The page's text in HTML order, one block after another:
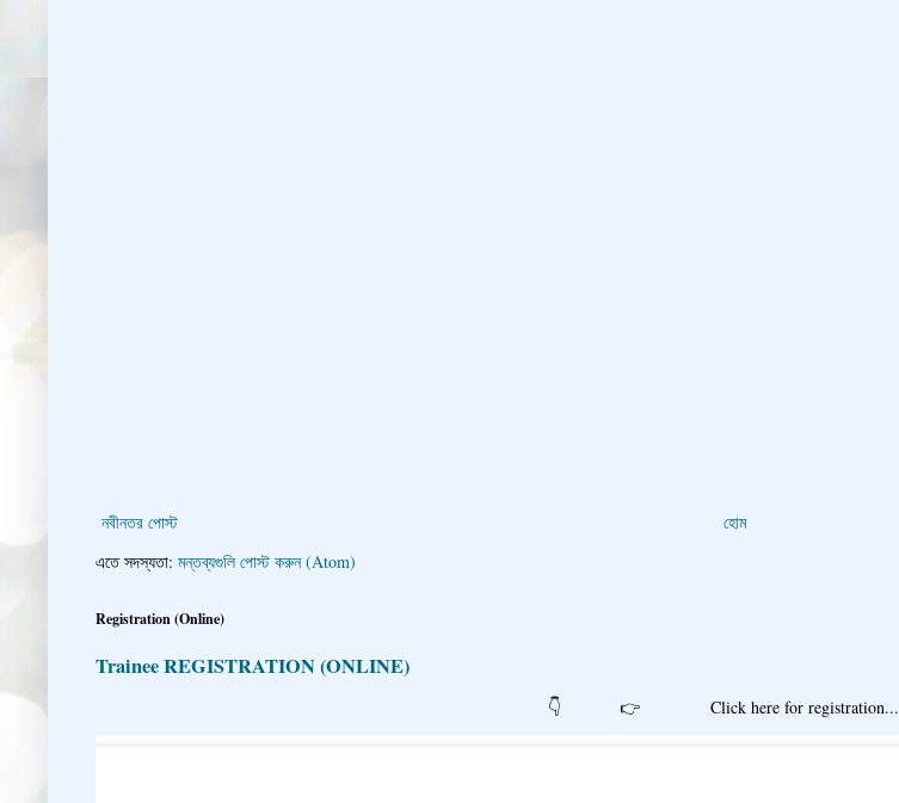
নবীনতর পোস্ট
হোম
এতে সদস্যতা: মন্তব্যগুলি পোস্ট করুন (Atom)
Registration (Online)
Trainee REGISTRATION (ONLINE)
👇 👉 Click here for registration...